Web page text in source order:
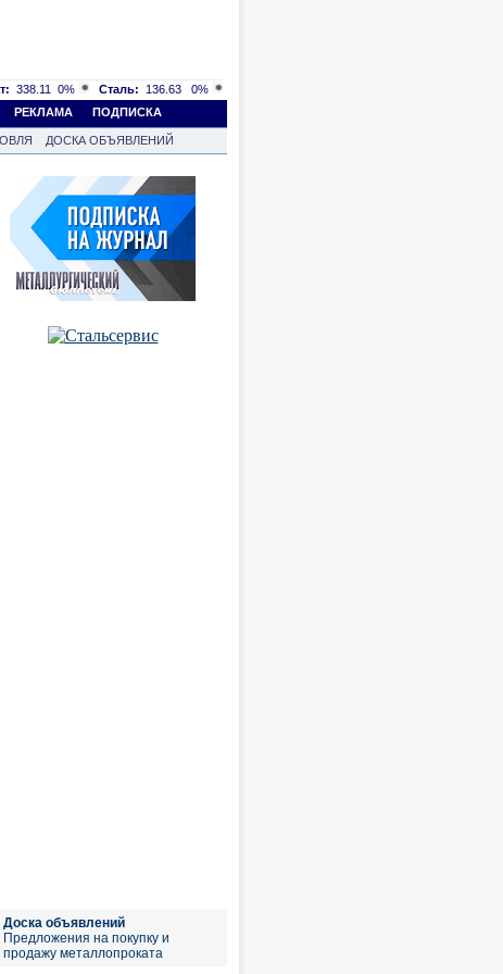
338.11 0% Сталь: 136.63
0%
РЕКЛАМА ПОДПИСКА
ДОСКА ОБЪЯВЛЕНИЙ
Доска объявлений
Предложения на покупку и
продажу металлопроката